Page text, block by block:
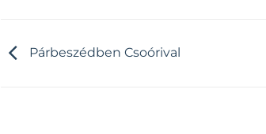
Párbeszédben Csoórival